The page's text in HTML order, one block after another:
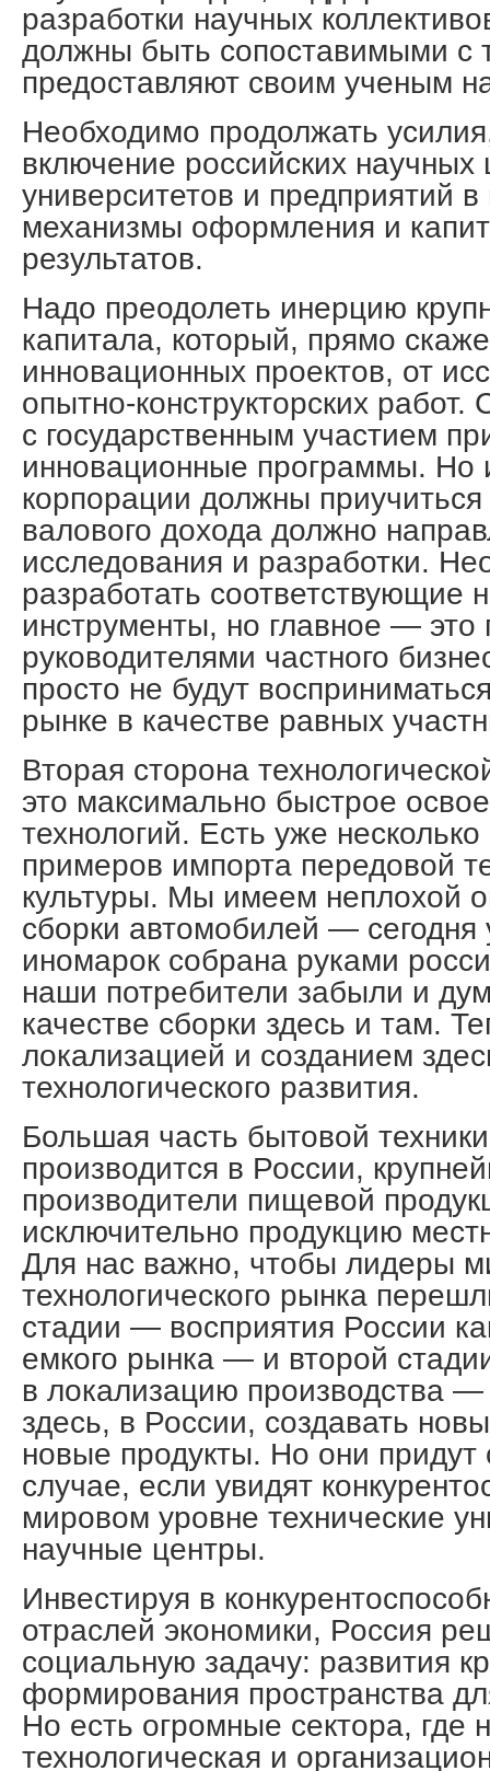
разработки научных
должны быть сопоставимыми с
предоставляют своим ученым
Необходимо продолжать
включение российских научных
университетов и предприятий
механизмы оформления и
результатов.
Надо преодолеть инерцию
капитала, который, прямо
инновационных проектов, от
опытно-конструкторских
с государственным участием
инновационные программы. Но
корпорации должны приучиться
валового дохода должно
исследования и разработки.
разработать соответствующие
инструменты, но главное — это
руководителями частного
просто не будут
рынке в качестве равных
Вторая сторона
это максимально быстрое
технологий. Есть уже
примеров импорта передовой
культуры. Мы имеем неплохой
сборки автомобилей — сегодня
иномарок собрана руками
наши потребители забыли и
качестве сборки здесь и там.
локализацией и созданием
технологического развития.
Большая часть бытовой
производится в России,
производители пищевой
исключительно продукцию
Для нас важно, чтобы лидеры
технологического рынка
стадии — восприятия России
емкого рынка — и второй
в локализацию производства —
здесь, в России, создавать
новые продукты. Но они придут
случае, если увидят
мировом уровне технические
научные центры.
Инвестируя в
отраслей экономики, Россия
социальную задачу: развития
формирования пространства
Но есть огромные сектора, где
технологическая и